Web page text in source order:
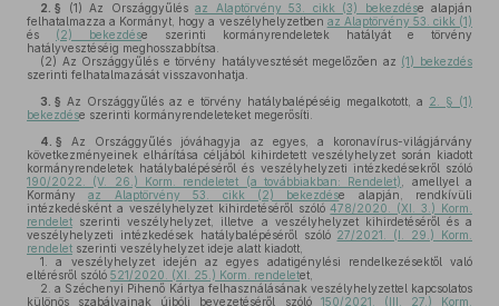
2. § (1) Az Országgyűlés az Alaptörvény 53. cikk (3) bekezdése alapján
felhatalmazza a Kormányt, hogy a veszélyhelyzetben az Alaptörvény 53. cikk (1)
és (2) bekezdése szerinti kormányrendeletek hatályát e törvény
hatályvesztéséig meghosszabbítsa.
(2) Az Országgyűlés e törvény hatályvesztését megelőzően az (1) bekezdés
szerinti felhatalmazását visszavonhatja.
3. § Az Országgyűlés az e törvény hatálybalépéséig megalkotott, a 2. § (1)
bekezdése szerinti kormányrendeleteket megerősíti.
4. § Az Országgyűlés jóváhagyja az egyes, a koronavírus-világjárvány
következményeinek elhárítása céljából kihirdetett veszélyhelyzet során kiadott
kormányrendeletek hatálybalépéséről és veszélyhelyzeti intézkedésekről szóló
190/2022. (V. 26.) Korm. rendeletet (a továbbiakban: Rendelet)
, amellyel a
Kormányaz Alaptörvény 53. cikk (2) bekezdése alapján, rendkívüli
intézkedésként a veszélyhelyzet kihirdetéséről szóló478/2020. (XI. 3.) Korm.
rendelet szerinti veszélyhelyzet, illetve a veszélyhelyzet kihirdetéséről és a
veszélyhelyzeti intézkedések hatálybalépéséről szóló 27/2021. (I. 29.) Korm.
rendelet szerinti veszélyhelyzet ideje alatt kiadott,
1.
a veszélyhelyzet idején az egyes adatigénylési rendelkezésektől való
eltérésről szóló 521/2020. (XI. 25.) Korm. rendeletet,
2. a Széchenyi Pihenő Kártya felhasználásának veszélyhelyzettel kapcsolatos
különös szabályainak újbóli bevezetéséről szóló 150/2021. (III. 27.) Korm.